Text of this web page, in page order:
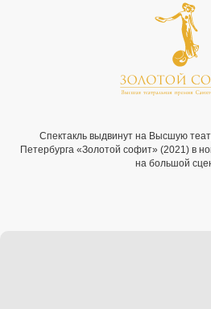
Спектакль выдвинут на Высшую
Петербурга «Золотой софит» (2021) в
на большой